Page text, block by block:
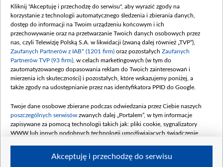
(wpłata wrzesień 100 mln, październik 350
mln, listopad 265 mln)
Dofinansowanie 48 862 000,00 PLN
Data podpisania umowy: GRUDZIEŃ 2025
(wpłata grudzień 60,548 mln)
Dofinansowanie 900 000 000,00 PLN
Data podpisania umowy: LUTY 2026 (wpłata
kwiecień 180 mln, 7 maja 180 mln, 8
czerwca 90 mln)
Dofinansowanie 250 000 000,00 PLN
4 sierpnia 250 mln
Kliknij "Akceptuję i przechodzę do serwisu", aby wyrazić zgody na
korzystanie z technologii automatycznego śledzenia i zbierania danych,
dostęp do informacji na Twoim urządzeniu końcowym i ich
przechowywanie oraz na przetwarzanie Twoich danych osobowych przez
nas, czyli Telewizję Polską S.A. w likwidacji (zwaną dalej również „TVP”),
Zaufanych Partnerów z IAB* (1201 firm) oraz pozostałych Zaufanych
Partnerów TVP (93 firm) , w celach marketingowych (w tym do
zautomatyzowanego dopasowania reklam do Twoich zainteresowań i
mierzenia ich skuteczności) i pozostałych, które wskazujemy poniżej, a
także zgody na udostępnianie przez nas identyfikatora PPID do Google.
Twoje dane osobowe zbierane podczas odwiedzania przez Ciebie naszych
poszczególnych serwisów zwanych dalej „Portalem”, w tym informacje
zapisywane za pomocą technologii takich jak: pliki cookie, sygnalizatory
WWW lub innych podobnych technologii umożliwiających świadczenie
Akceptuję i przechodzę do serwisu